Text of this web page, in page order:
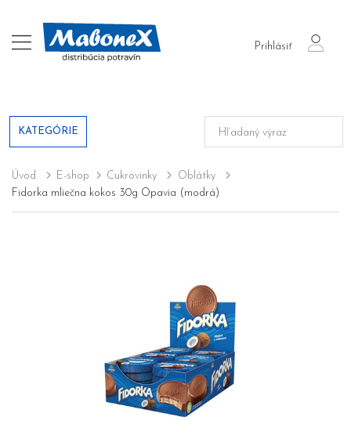
Prihlásiť
login
KATEGÓRIE
Úvod E-shop Cukrovinky
Oblátky
Fidorka mliečna kokos 30g Opavia (modrá)